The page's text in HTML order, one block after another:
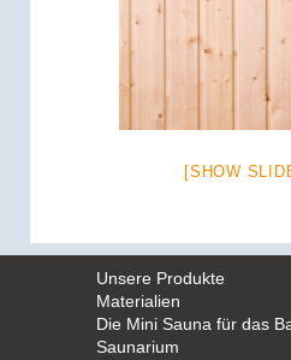
[SHOW
Unsere Produkte
Materialien
Die Mini Sauna für das
Saunarium